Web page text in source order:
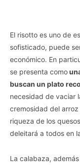
El risotto es uno de
sofisticado, puede
económico. En
se presenta como
buscan un plato
necesidad de vaciar
cremosidad del
riqueza de los
deleitará a todos en
La calabaza,